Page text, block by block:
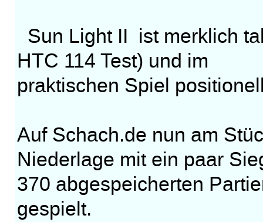
Sun Light II ist merklich
HTC 114 Test) und im
praktischen Spiel
Auf Schach.de nun am
Niederlage mit ein paar
370 abgespeicherten
gespielt.